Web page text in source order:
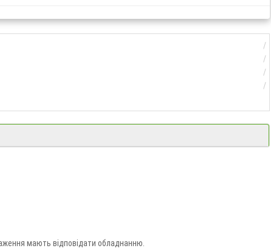
мають відповідати обладнанню.